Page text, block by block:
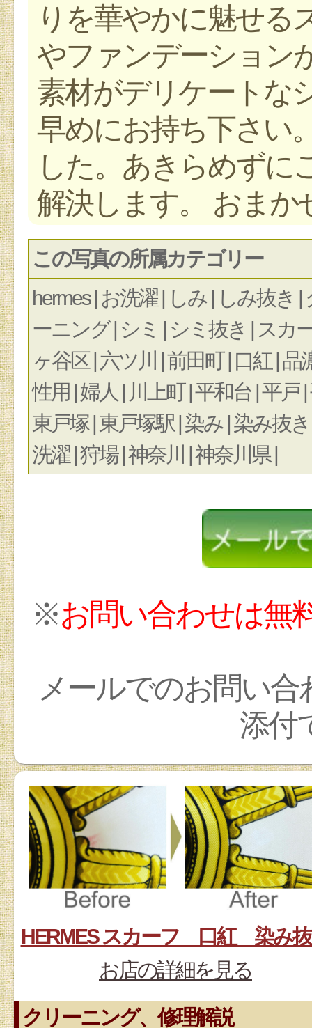
りを華やかに魅せる
やファンデーション
素材がデリケートな
早めにお持ち下さい
した。あきらめずに
この写真の所属カテゴリー
hermes | お洗濯 | しみ | しみ抜き
ーニング | シミ | シミ抜き | スカ
ヶ谷区 | 六ツ川 | 前田町 | 口紅 | 品
性用 | 婦人 | 川上町 | 平和台 | 平戸
東戸塚 | 東戸塚駅 | 染み | 染み抜
洗濯 | 狩場 | 神奈川 | 神奈川県 |
※お問い合わせは無
メールでのお問い
添付
HERMES スカーフ 口紅 染み
お店の詳細を見る
クリーニング、修理解説